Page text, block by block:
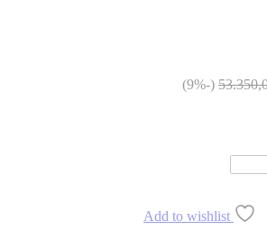
(-9%)
Add to wishlist